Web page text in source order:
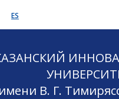
ES
имени В. Г.